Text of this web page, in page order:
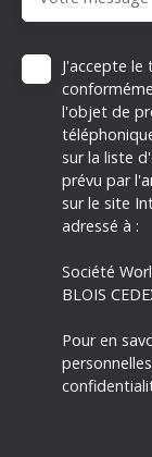
J'accepte
l'objet de
sur la liste
prévu par
sur le site
adressé à :
Société
BLOIS
Pour en